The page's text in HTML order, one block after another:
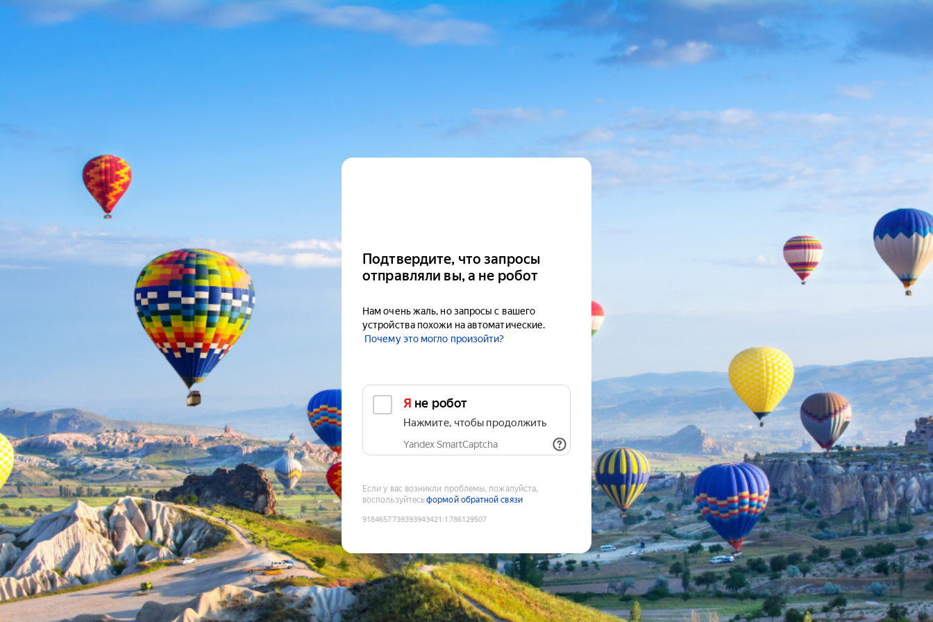
Подтвердите, что запросы
отправляли вы, а не робот
Нам очень жаль, но запросы с вашего
устройства похожи на автоматические.
Почему это могло произойти?
Я не робот
Нажмите, чтобы продолжить
Yandex SmartCaptcha
Если у вас возникли проблемы, пожалуйста,
воспользуйтесьформой обратной связи
9184657739393943421 :1786129507